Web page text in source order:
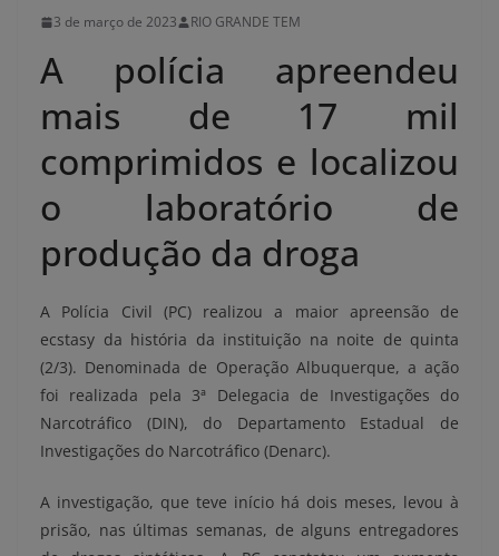
3 de março de 2023 RIO GRANDE TEM
A polícia apreendeu
mais de 17 mil
comprimidos e localizou
o laboratório de
produção da droga
A Polícia Civil (PC) realizou a maior apreensão de
ecstasy da história da instituição na noite de quinta
(2/3). Denominada de Operação Albuquerque, a ação
foi realizada pela 3ª Delegacia de Investigações do
Narcotráfico (DIN), do Departamento Estadual de
Investigações do Narcotráfico (Denarc).
A investigação, que teve início há dois meses, levou à
prisão, nas últimas semanas, de alguns entregadores